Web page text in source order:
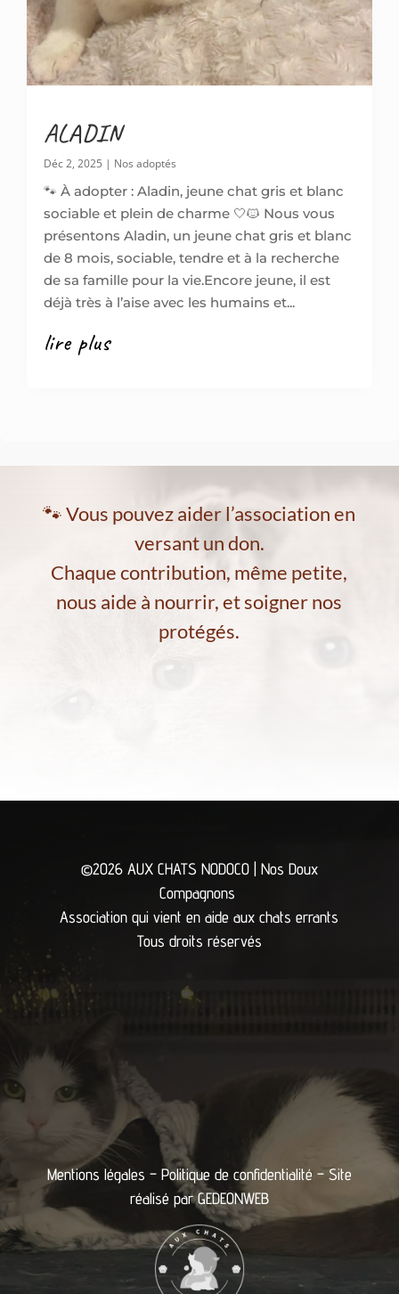
ALADIN
Déc 2, 2025 | Nos adoptés
🐾 À adopter : Aladin, jeune chat gris et blanc
sociable et plein de charme 🤍🐱 Nous vous
présentons Aladin, un jeune chat gris et blanc
de 8 mois, sociable, tendre et à la recherche
de sa famille pour la vie.Encore jeune, il est
déjà très à l’aise avec les humains et...
lire plus
🐾 Vous pouvez aider l’association en
versant un don.
Chaque contribution, même petite,
nous aide à nourrir, et soigner nos
protégés.
©2026 AUX CHATS NODOCO | Nos Doux
Compagnons
Association qui vient en aide aux chats errants
Tous droits réservés
Mentions légales – Politique de confidentialité – Site
réalisé parGEDEONWEB